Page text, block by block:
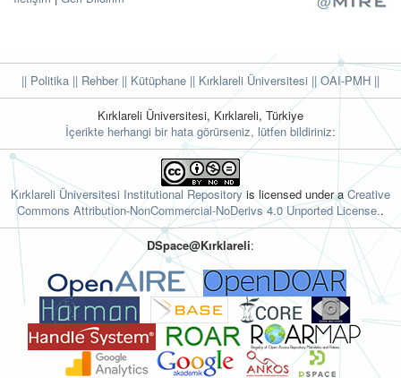
|| Politika || Rehber|| Kütüphane || Kırklareli Üniversitesi ||OAI-PMH ||
Kırklareli Üniversitesi, Kırklareli, Türkiye
İçerikte herhangi bir hata görürseniz, lütfen bildiriniz:
Kırklareli Üniversitesi Institutional Repository is licensed under aCreative
Commons Attribution-NonCommercial-NoDerivs 4.0 Unported License..
DSpace@Kırklareli: